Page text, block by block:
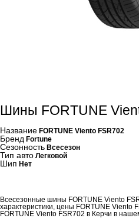
Шины FORTUNE
Название FORTUNE Viento FSR702
Бренд Fortune
Сезонность Всесезон
Тип авто Легковой
Шип Нет
Всесезонные шины FORTUNE Viento
характеристики, цены FORTUNE Viento
FORTUNE Viento FSR702 в Керчи в